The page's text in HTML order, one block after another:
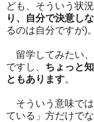
ども、そういう状
り、自分で決意し
るのは自分ですが)。
留学してみたい、
ですし、 ちょっと
ともあります。
そういう意味では
ている」方だけで